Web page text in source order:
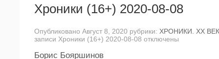
Хроники (16+) 2020-08-08
Опубликовано Август 8, 2020 рубрики: ХРОНИКИ. ХХ ВЕК
записи Хроники (16+) 2020-08-08 отключены
Борис Бояршинов